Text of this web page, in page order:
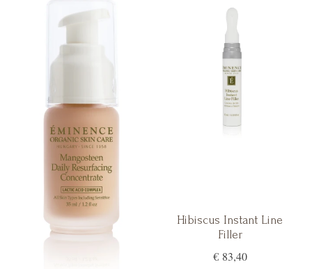
Hibiscus Instant Line
Filler
€ 83,40